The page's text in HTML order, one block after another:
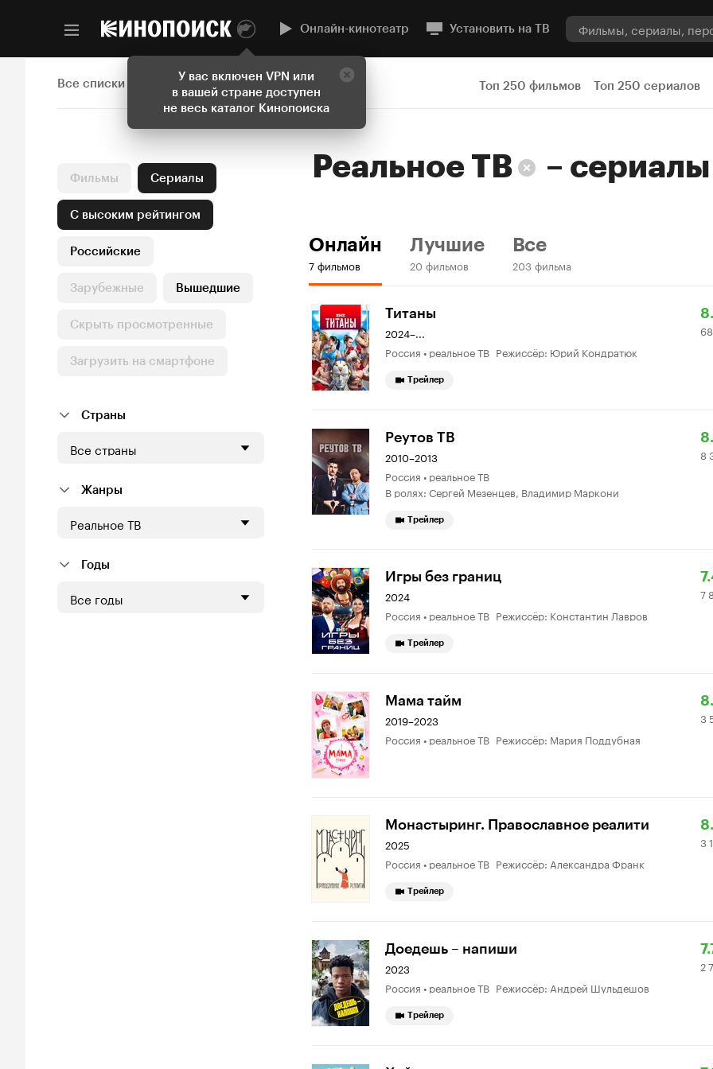
У вас включен VPN или
в вашей стране доступен
не весь каталог Кинопоиска
Онлайн-кинотеатр Установить на ТВ
Все списки Топ 250 фильмов Топ 250 сериалов
Фильмы Сериалы
С высоким рейтингом
Российские
Зарубежные Вышедшие
Скрыть просмотренные
Загрузить на смартфоне
Страны
Все страны
Жанры
Реальное ТВ
Годы
Все годы
Реальное ТВ – сериалы
Онлайн
7 фильмов
Лучшие
20 фильмов
Все
203 фильма
Титаны
2024–...
Россия • реальное ТВ Режиссёр: Юрий Кондратюк
Трейлер
Реутов ТВ
2010–2013
Россия • реальное ТВ
В ролях: Сергей Мезенцев, Владимир Маркони
8
8
Трейлер
Игры без границ
2024
Россия • реальное ТВ Режиссёр: Константин Лавров
7
7
Трейлер
Мама тайм
2019–2023
Россия • реальное ТВ Режиссёр: Мария Поддубная
3
3
Монастыринг. Православное реалити
2025
Россия • реальное ТВ Режиссёр: Александра Франк
3
3
Трейлер
Доедешь – напиши
2023
Россия • реальное ТВ Режиссёр: Андрей Шульдешов
2
2
Трейлер